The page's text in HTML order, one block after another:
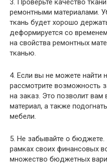
3. Проверьте качество
ремонтными материалами.
ткань будет хорошо
деформируется со
на свойства ремонтных
тканью.
4. Если вы не можете найти
рассмотрите возможность
на заказ. Это позволит
материал, а также
мебели.
5. Не забывайте о бюджете.
рамках своих финансовых
множество бюджетных